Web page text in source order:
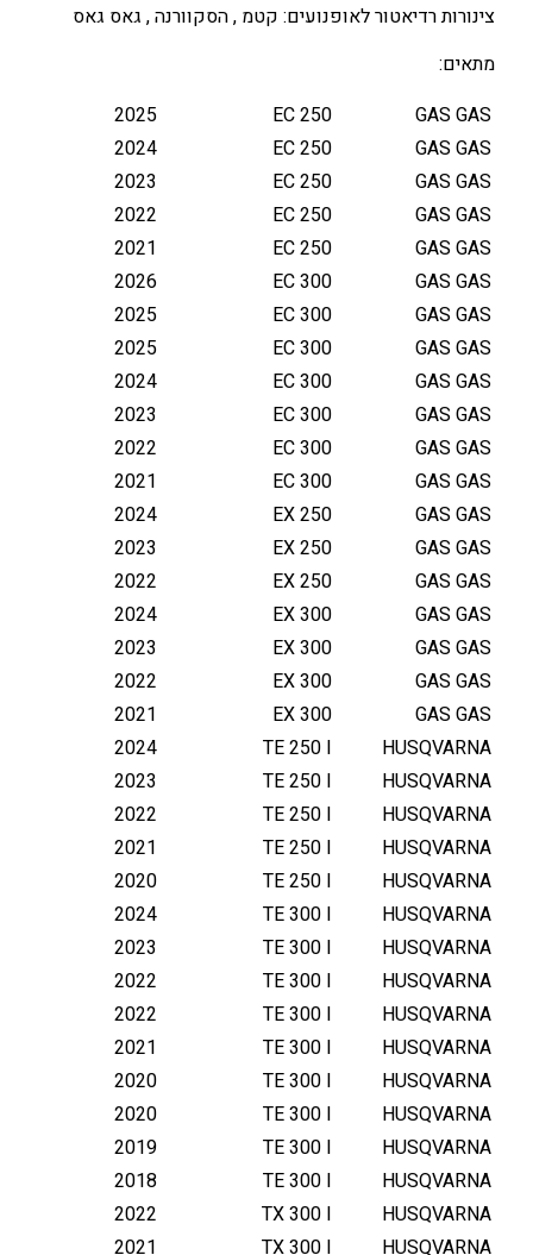
ר
ד
א
ט
ר
K
T
M
/
H
U
S
Q
/
G
A
S
E
C
/
E
X
/
T
E
E
X
C
/
X
C
X
C
-
W
2
5
0
-
צינורות רדיאטור לאופנועים: קטמ , הסקוורנה , גאס גאס
מתאים:
GAS GAS
EC 250
2025
GAS GAS
EC 250
2024
GAS GAS
EC 250
2023
GAS GAS
EC 250
2022
GAS GAS
EC 250
2021
GAS GAS
EC 300
2026
GAS GAS
EC 300
2025
GAS GAS
EC 300
2025
GAS GAS
EC 300
2024
GAS GAS
EC 300
2023
GAS GAS
EC 300
2022
GAS GAS
EC 300
2021
GAS GAS
EX 250
2024
GAS GAS
EX 250
2023
GAS GAS
EX 250
2022
GAS GAS
EX 300
2024
GAS GAS
EX 300
2023
GAS GAS
EX 300
2022
GAS GAS
EX 300
2021
HUSQVARNA
TE 250 I
2024
HUSQVARNA
TE 250 I
2023
HUSQVARNA
TE 250 I
2022
HUSQVARNA
TE 250 I
2021
HUSQVARNA
TE 250 I
2020
HUSQVARNA
TE 300 I
2024
HUSQVARNA
TE 300 I
2023
HUSQVARNA
TE 300 I
2022
HUSQVARNA
TE 300 I
2022
HUSQVARNA
TE 300 I
2021
HUSQVARNA
TE 300 I
2020
HUSQVARNA
TE 300 I
2020
HUSQVARNA
TE 300 I
2019
HUSQVARNA
TE 300 I
2018
HUSQVARNA
TX 300 I
2022
HUSQVARNA
TX 300 I
2021